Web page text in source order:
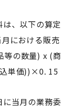
、以下の算定
における販売
等の数量) x (商
単価))×0. 15
当月の業務委